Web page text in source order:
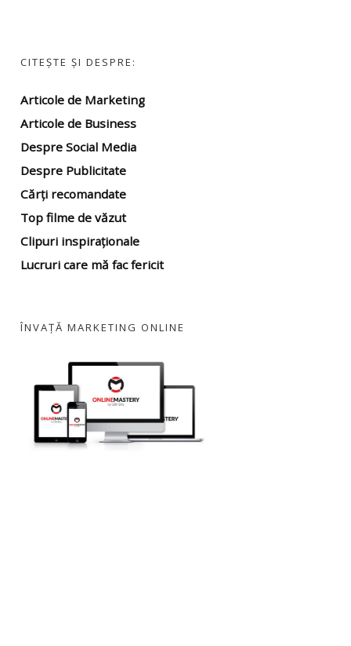
CITEȘTE ȘI DESPRE:
Articole de Marketing
Articole de Business
Despre Social Media
Despre Publicitate
Cărți recomandate
Top filme de văzut
Clipuri inspiraționale
Lucruri care mă fac fericit
ÎNVAȚĂ MARKETING ONLINE